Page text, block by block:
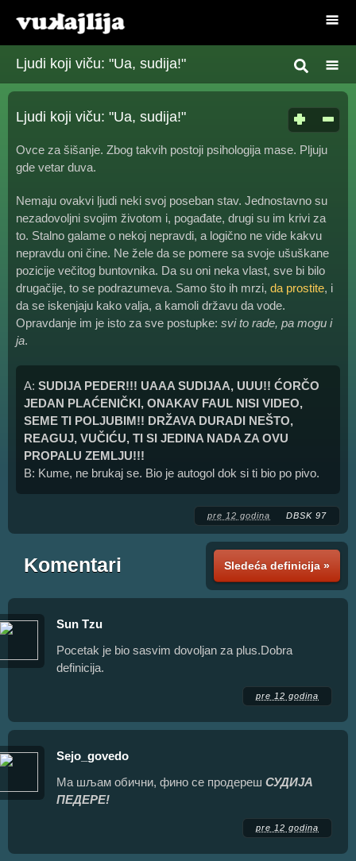
Ljudi koji viču: "Ua, sudija!"
Ljudi koji viču: "Ua, sudija!"
Ovce za šišanje. Zbog takvih postoji psihologija mase. Pljuju
gde vetar duva.
Nemaju ovakvi ljudi neki svoj poseban stav. Jednostavno su
nezadovoljni svojim životom i, pogađate, drugi su im krivi za
to. Stalno galame o nekoj nepravdi, a logično ne vide kakvu
nepravdu oni čine. Ne žele da se pomere sa svoje ušuškane
pozicije večitog buntovnika. Da su oni neka vlast, sve bi bilo
drugačije, to se podrazumeva. Samo što ih mrzi, da prostite, i
da se iskenjaju kako valja, a kamoli državu da vode.
Opravdanje im je isto za sve postupke: svi to rade, pa mogu i
ja.
A: SUDIJA PEDER!!! UAAA SUDIJAA, UUU!! ĆORČO
JEDAN PLAĆENIČKI, ONAKAV FAUL NISI VIDEO,
SEME TI POLJUBIM!! DRŽAVA DURADI NEŠTO,
REAGUJ, VUČIĆU, TI SI JEDINA NADA ZA OVU
PROPALU ZEMLJU!!!
B: Kume, ne brukaj se. Bio je autogol dok si ti bio po pivo.
pre 12 godina DBSK 97
Sledeća definicija »
Komentari
Sun Tzu
Pocetak je bio sasvim dovoljan za plus.Dobra
definicija.
pre 12 godina
Sejo_govedo
Ма шљам обични, фино се продереш СУДИЈА
ПЕДЕРЕ!
pre 12 godina